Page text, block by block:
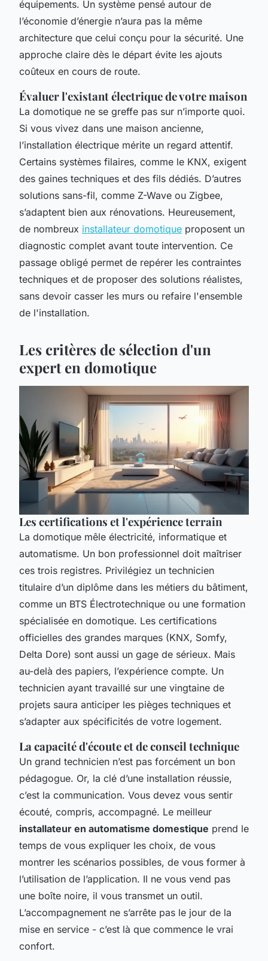
équipements. Un système pensé autour de
l’économie d’énergie n’aura pas la même
architecture que celui conçu pour la sécurité. Une
approche claire dès le départ évite les ajouts
coûteux en cours de route.
Évaluer l'existant électrique de votre maison
La domotique ne se greffe pas sur n’importe quoi.
Si vous vivez dans une maison ancienne,
l’installation électrique mérite un regard attentif.
Certains systèmes filaires, comme le KNX, exigent
des gaines techniques et des fils dédiés. D’autres
solutions sans-fil, comme Z-Wave ou Zigbee,
s’adaptent bien aux rénovations. Heureusement,
de nombreux installateur domotique proposent un
diagnostic complet avant toute intervention. Ce
passage obligé permet de repérer les contraintes
techniques et de proposer des solutions réalistes,
sans devoir casser les murs ou refaire l'ensemble
de l'installation.
Les critères de sélection d'un
expert en domotique
Les certifications et l'expérience terrain
La domotique mêle électricité, informatique et
automatisme. Un bon professionnel doit maîtriser
ces trois registres. Privilégiez un technicien
titulaire d’un diplôme dans les métiers du bâtiment,
comme un BTS Électrotechnique ou une formation
spécialisée en domotique. Les certifications
officielles des grandes marques (KNX, Somfy,
Delta Dore) sont aussi un gage de sérieux. Mais
au-delà des papiers, l’expérience compte. Un
technicien ayant travaillé sur une vingtaine de
projets saura anticiper les pièges techniques et
s’adapter aux spécificités de votre logement.
La capacité d'écoute et de conseil technique
Un grand technicien n’est pas forcément un bon
pédagogue. Or, la clé d’une installation réussie,
c’est la communication. Vous devez vous sentir
écouté, compris, accompagné. Le meilleur
installateur en automatisme domestique prend le
temps de vous expliquer les choix, de vous
montrer les scénarios possibles, de vous former à
l’utilisation de l’application. Il ne vous vend pas
une boîte noire, il vous transmet un outil.
L’accompagnement ne s’arrête pas le jour de la
mise en service - c’est là que commence le vrai
confort.